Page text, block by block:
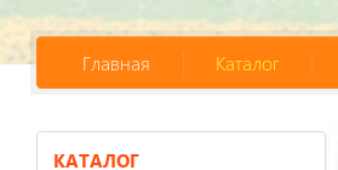
Главная Каталог
КАТАЛОГ